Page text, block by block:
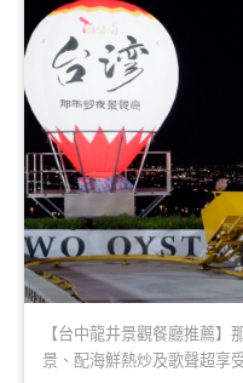
【台中龍井景觀餐廳推薦】
景、配海鮮熱炒及歌聲超享